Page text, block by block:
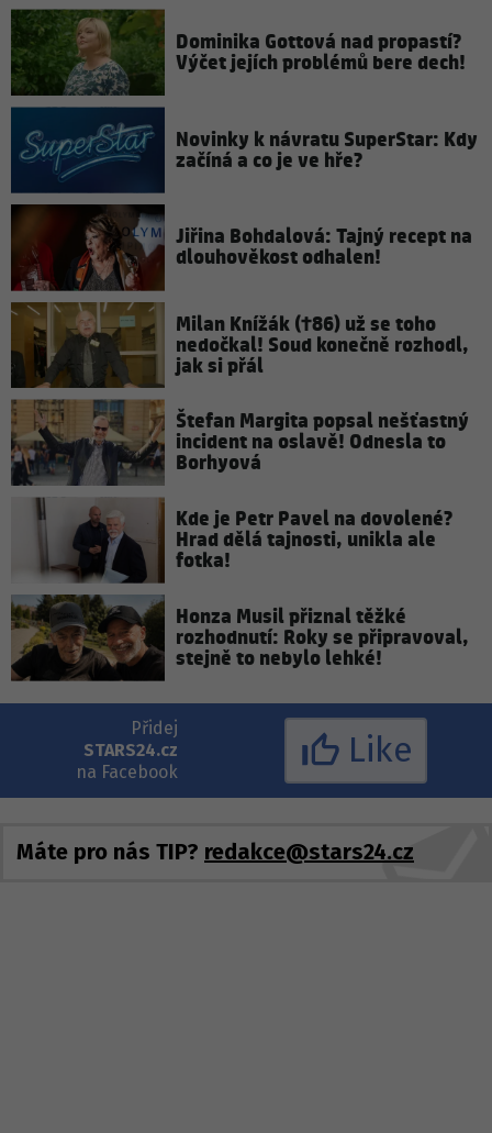
Dominika Gottová nad propastí?
Výčet jejích problémů bere dech!
Novinky k návratu SuperStar: Kdy
začíná a co je ve hře?
Jiřina Bohdalová: Tajný recept na
dlouhověkost odhalen!
Milan Knížák (†86) už se toho
nedočkal! Soud konečně rozhodl,
jak si přál
Štefan Margita popsal nešťastný
incident na oslavě! Odnesla to
Borhyová
Kde je Petr Pavel na dovolené?
Hrad dělá tajnosti, unikla ale
fotka!
Honza Musil přiznal těžké
rozhodnutí: Roky se připravoval,
stejně to nebylo lehké!
Přidej
STARS24.cz
na Facebook
Like
Máte pro nás TIP? redakce@stars24.cz